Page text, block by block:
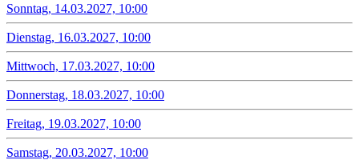
Sonntag, 14.03.2027, 10:00
Dienstag, 16.03.2027, 10:00
Mittwoch, 17.03.2027, 10:00
Donnerstag, 18.03.2027, 10:00
Freitag, 19.03.2027, 10:00
Samstag, 20.03.2027, 10:00